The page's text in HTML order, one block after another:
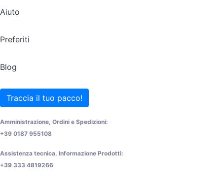
Aiuto
Preferiti
Blog
Traccia il tuo pacco!
Amministrazione, Ordini e Spedizioni:
+39 0187 955108
Assistenza tecnica, Informazione Prodotti:
+39 333 4819266